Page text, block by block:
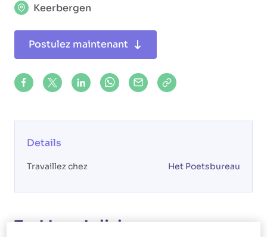
Share on Facebook
Share on X (formerly Twitter)
Share on LinkedIn
Share via Whatsapp
Share via Mail
Copy to clipboard
Keerbergen
Postulez maintenant
Details
Travaillez chez Het Poetsbureau
Taakbeschrijving